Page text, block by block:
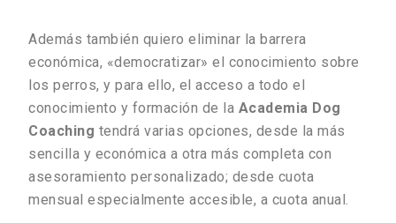
Además también quiero eliminar la barrera
económica, «democratizar» el conocimiento sobre
los perros, y para ello, el acceso a todo el
conocimiento y formación de la Academia Dog
Coaching tendrá varias opciones, desde la más
sencilla y económica a otra más completa con
asesoramiento personalizado; desde cuota
mensual especialmente accesible, a cuota anual.